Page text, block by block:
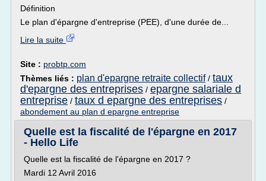
Définition
Le plan d'épargne d'entreprise (PEE), d'une durée de...
Lire la suite
Site : probtp.com
Thèmes liés : plan d'epargne retraite collectif/ taux
d'epargne des entreprises / epargne salariale d
entreprise / taux d epargne des entreprises /
abondement au plan d epargne entreprise
Quelle est la fiscalité de l'épargne en 2017
- Hello Life
Quelle est la fiscalité de l'épargne en 2017 ?
Mardi 12 Avril 2016